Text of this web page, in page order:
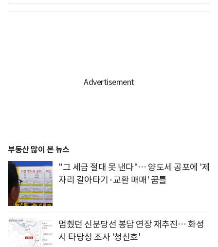
부동산 많이 본 뉴스
"그 세금 절대 못 낸다"… 양도세 공포에 '제
자리 갈아타기·교환 매매' 꿈틀
멈췄던 신분당선 봉담 연장 재추진… 화성
시 타당성 조사 '청신호'